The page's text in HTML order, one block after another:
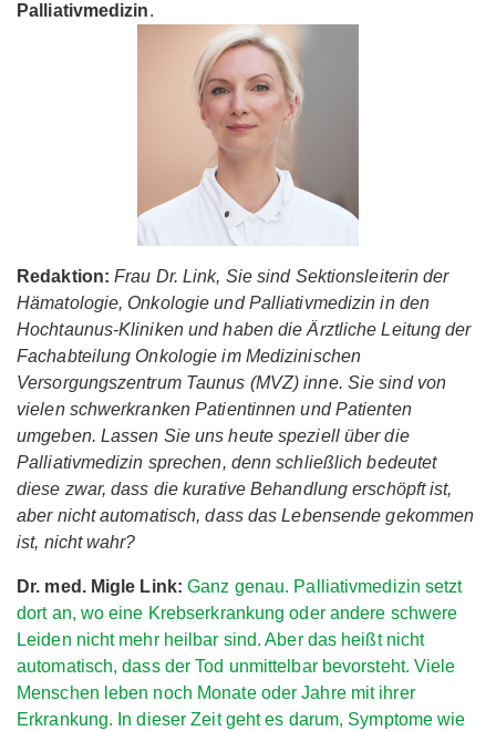
Palliativmedizin.
Redaktion: Frau Dr. Link, Sie sind Sektionsleiterin der
Hämatologie, Onkologie und Palliativmedizin in den
Hochtaunus-Kliniken und haben die Ärztliche Leitung der
Fachabteilung Onkologie im Medizinischen
Versorgungszentrum Taunus (MVZ) inne. Sie sind von
vielen schwerkranken Patientinnen und Patienten
umgeben. Lassen Sie uns heute speziell über die
Palliativmedizin sprechen, denn schließlich bedeutet
diese zwar, dass die kurative Behandlung erschöpft ist,
aber nicht automatisch, dass das Lebensende gekommen
ist, nicht wahr?
Dr. med. Migle Link: Ganz genau. Palliativmedizin setzt
dort an, wo eine Krebserkrankung oder andere schwere
Leiden nicht mehr heilbar sind. Aber das heißt nicht
automatisch, dass der Tod unmittelbar bevorsteht. Viele
Menschen leben noch Monate oder Jahre mit ihrer
Erkrankung. In dieser Zeit geht es darum, Symptome wie